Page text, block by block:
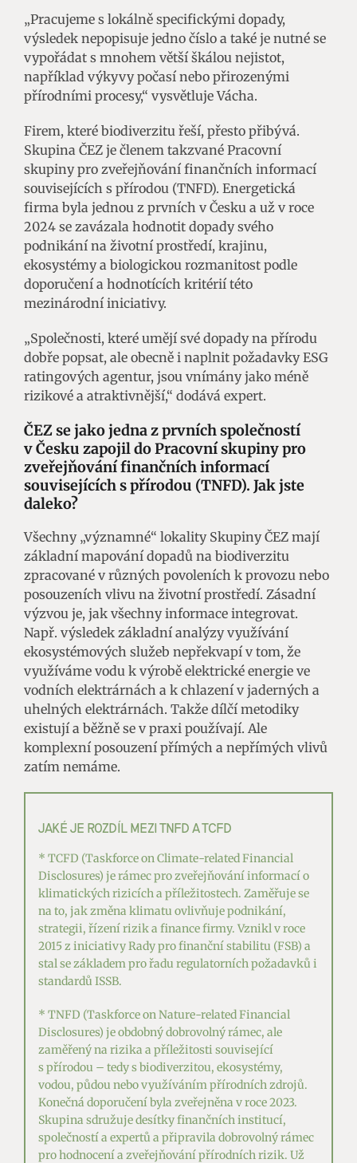
„Pracujeme s lokálně specifickými dopady,
výsledek nepopisuje jedno číslo a také je nutné se
vypořádat s mnohem větší škálou nejistot,
například výkyvy počasí nebo přirozenými
přírodními procesy,“ vysvětluje Vácha.
Firem, které biodiverzitu řeší, přesto přibývá.
Skupina ČEZ je členem takzvané Pracovní
skupiny pro zveřejňování finančních informací
souvisejících s přírodou (TNFD). Energetická
firma byla jednou z prvních v Česku a už v roce
2024 se zavázala hodnotit dopady svého
podnikání na životní prostředí, krajinu,
ekosystémy a biologickou rozmanitost podle
doporučení a hodnotících kritérií této
mezinárodní iniciativy.
„Společnosti, které umějí své dopady na přírodu
dobře popsat, ale obecně i naplnit požadavky ESG
ratingových agentur, jsou vnímány jako méně
rizikové a atraktivnější,“ dodává expert.
ČEZ se jako jedna z prvních společností
v Česku zapojil do Pracovní skupiny pro
zveřejňování finančních informací
souvisejících s přírodou (TNFD). Jak jste
daleko?
Všechny „významné“ lokality Skupiny ČEZ mají
základní mapování dopadů na biodiverzitu
zpracované v různých povoleních k provozu nebo
posouzeních vlivu na životní prostředí. Zásadní
výzvou je, jak všechny informace integrovat.
Např. výsledek základní analýzy využívání
ekosystémových služeb nepřekvapí v tom, že
využíváme vodu k výrobě elektrické energie ve
vodních elektrárnách a k chlazení v jaderných a
uhelných elektrárnách. Takže dílčí metodiky
existují a běžně se v praxi používají. Ale
komplexní posouzení přímých a nepřímých vlivů
zatím nemáme.
JAKÉ JE ROZDÍL MEZI TNFD A TCFD
* TCFD (Taskforce on Climate-related Financial
Disclosures) je rámec pro zveřejňování informací o
klimatických rizicích a příležitostech. Zaměřuje se
na to, jak změna klimatu ovlivňuje podnikání,
strategii, řízení rizik a finance firmy. Vznikl v roce
2015 z iniciativy Rady pro finanční stabilitu (FSB) a
stal se základem pro řadu regulatorních požadavků i
standardů ISSB.
* TNFD (Taskforce on Nature-related Financial
Disclosures) je obdobný dobrovolný rámec, ale
zaměřený na rizika a příležitosti související
s přírodou – tedy s biodiverzitou, ekosystémy,
vodou, půdou nebo využíváním přírodních zdrojů.
Konečná doporučení byla zveřejněna v roce 2023.
Skupina sdružuje desítky finančních institucí,
společností a expertů a připravila dobrovolný rámec
pro hodnocení a zveřejňování přírodních rizik. Už